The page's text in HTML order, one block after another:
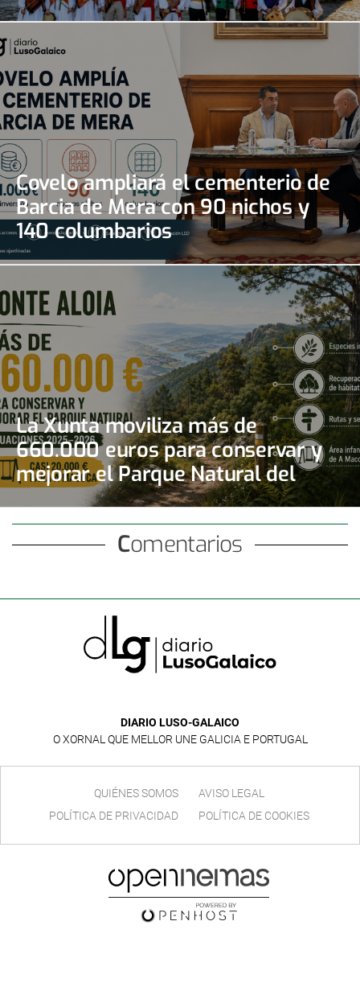
Covelo ampliará el cementerio de
Barcia de Mera con 90 nichos y
140 columbarios
La Xunta moviliza más de
660.000 euros para conservar y
mejorar el Parque Natural del
Monte Aloia
Comentarios
DIARIO LUSO-GALAICO
O XORNAL QUE MELLOR UNE GALICIA E PORTUGAL
QUIÉNES SOMOS
AVISO LEGAL
POLÍTICA DE PRIVACIDAD
POLÍTICA DE COOKIES